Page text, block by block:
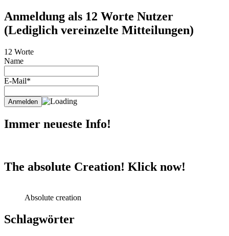
Anmeldung als 12 Worte Nutzer
(Lediglich vereinzelte Mitteilungen)
12 Worte
Name
E-Mail*
Immer neueste Info!
The absolute Creation! Klick now!
Absolute creation
Schlagwörter